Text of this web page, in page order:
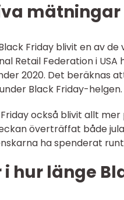
mätningar
Friday blivit en av
Retail Federation i USA
2020. Det beräknas
Black Friday-helgen.
också blivit allt
överträffat både
ha spenderat
hur länge